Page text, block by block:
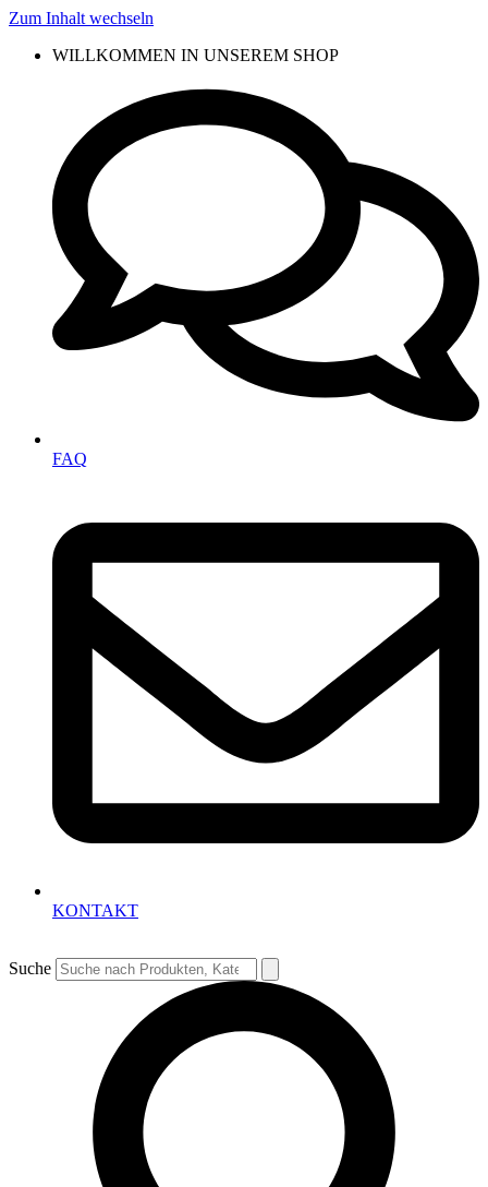
Zum Inhalt wechseln
WILLKOMMEN IN UNSEREM SHOP
FAQ
KONTAKT
Suche